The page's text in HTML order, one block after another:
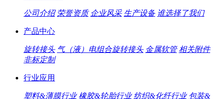
公司介绍 荣誉资质 企业风采 生产设备 谁选择了我们
产品中心
旋转接头 气（液）电组合旋转接头 金属软管 相关附件
非标定制
行业应用
塑料&薄膜行业 橡胶&轮胎行业 纺织&化纤行业 包装&